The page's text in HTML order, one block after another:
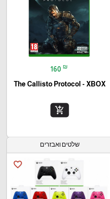
160 ₪
The Callisto Protocol - XBOX
add_shopping_cart
שלטים ואבזרים
favorite_border